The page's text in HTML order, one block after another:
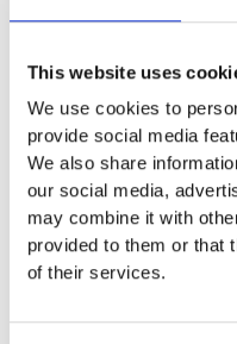
This website uses
We use cookies to
provide social media
We also share
our social media,
may combine it with
provided to them or that
of their services.
Produktens utseende
på hemsidan.